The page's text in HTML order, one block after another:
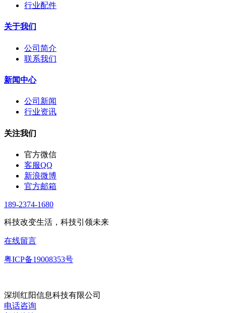
行业配件
关于我们
公司简介
联系我们
新闻中心
公司新闻
行业资讯
关注我们
官方微信
客服QQ
新浪微博
官方邮箱
189-2374-1680
科技改变生活，科技引领未来
在线留言
粤ICP备19008353号
深圳红阳信息科技有限公司
电话咨询